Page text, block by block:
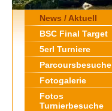
News / Aktuell
BSC Final Target
5erl Turniere
Parcoursbesuche
Fotogalerie
Fotos
Turnierbesuche